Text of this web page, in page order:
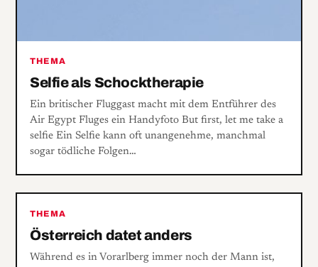
THEMA
Selfie als Schocktherapie
Ein britischer Fluggast macht mit dem Entführer des
Air Egypt Fluges ein Handyfoto But first, let me take a
selfie Ein Selfie kann oft unangenehme, manchmal
sogar tödliche Folgen…
THEMA
Österreich datet anders
Während es in Vorarlberg immer noch der Mann ist,